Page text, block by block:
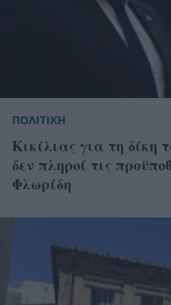
ΠΟΛΙΤΙΚΗ
Κικίλιας για τη
δεν πληροί τις
Φλωρίδη